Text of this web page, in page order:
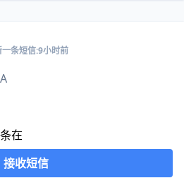
条短信:9小时前
在
接收短信